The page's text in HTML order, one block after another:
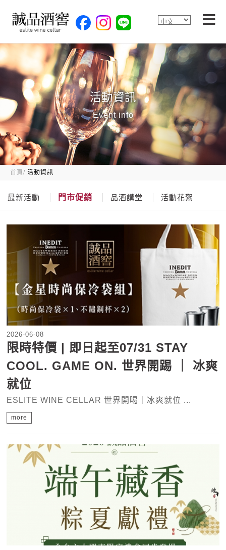
活動資訊
Event info
首頁 活動資訊
最新活動 門市促銷 品酒講堂 活動花絮
2026-06-08
限時特價 | 即日起至07/31 STAY
COOL. GAME ON. 世界開踢 ｜ 冰爽
就位
ESLITE WINE CELLAR 世界開喝｜冰爽就位 ...
more